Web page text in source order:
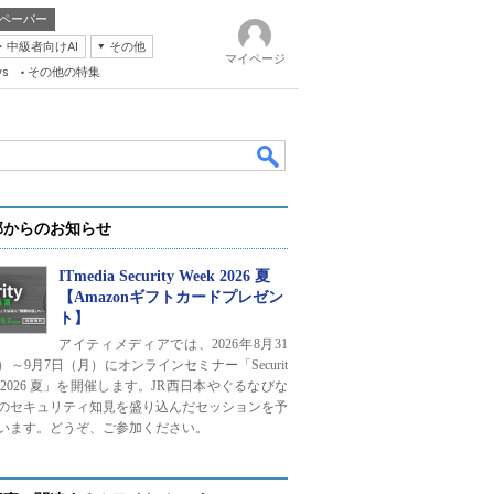
ーパー
中級者向けAI
その他
その他の特集
マイページ
らのお知らせ
ITmedia Security Week 2026 夏
【Amazonギフトカードプレゼン
ト】
アイティメディアでは、2026年8月31
～9月7日（月）にオンラインセミナー「Securit
2026 夏」を開催します。JR西日本やぐるなびな
セキュリティ知見を盛り込んだセッションを予
ます。どうぞ、ご参加ください。